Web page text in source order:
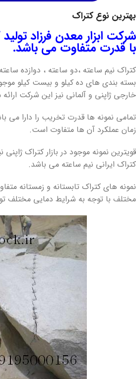
بهترین نوع کتراک
شرکت ابزار معدن فرزاد
با قدرت متفاوت می باشد.
کتراک نیم ساعته ،دو ساعته ، دوازده
بسته بندی های ده کیلو و بیست کیلو
خارجی ژاپنی و آلمانی نیز این شرکت
تمامی نمونه ها قدرت تخریب را دارا می
زمان عملکرد آن ها متفاوت است.
قویترین نمونه موجود در بازار کتراک
کتراک ایرانی نیم ساعته می باشد.
نمونه های کتراک تابستانه و زمستانه
مختلف با توجه به شرایط دمایی مختلف